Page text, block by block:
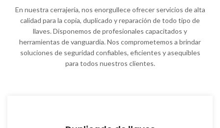
En nuestra cerrajería, nos enorgullece ofrecer servicios de alta
calidad para la copia, duplicado y reparación de todo tipo de
llaves. Disponemos de profesionales capacitados y
herramientas de vanguardia. Nos comprometemos a brindar
soluciones de seguridad confiables, eficientes y asequibles
para todos nuestros clientes.